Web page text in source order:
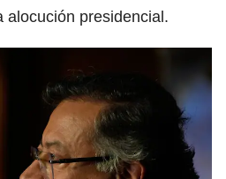
alocución presidencial.